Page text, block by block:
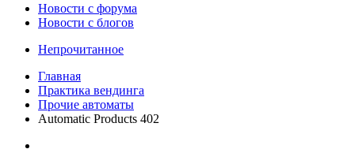
Новости c форума
Новости с блогов
Непрочитанное
Главная
Практика вендинга
Прочие автоматы
Automatic Products 402